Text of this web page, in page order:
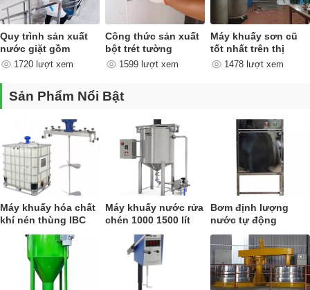
Mua máy khuấy 150kg, 200kg ở đâu uy tín
nhất?
Hiện nay trên thị trường có rất nhiều nơi bán hàng kém chất lượng
Quy trình sản xuất
nước giặt gồm
những công đoạn
1720 lượt xem
Công thức sản xuất
bột trét tường
1599 lượt xem
Máy khuấy sơn cũ
tốt nhất trên thị
trường
1478 lượt xem
Sản Phẩm Nổi Bật
Máy khuấy hóa chất
khí nén thùng IBC
Máy khuấy nước rửa
chén 1000 1500 lít
Bơm định lượng
nước tự động
NV88886